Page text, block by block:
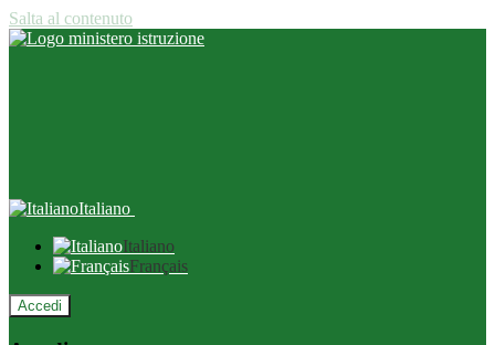
Salta al contenuto
Italiano
Italiano
Français
Accedi